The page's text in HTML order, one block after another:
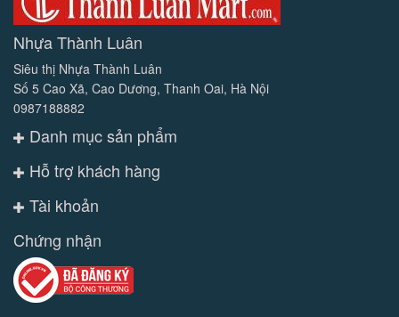
Nhựa Thành Luân
Siêu thị Nhựa Thành Luân
Số 5 Cao Xã, Cao Dương, Thanh Oai, Hà Nội
0987188882
Danh mục sản phẩm
Hỗ trợ khách hàng
Tài khoản
Chứng nhận